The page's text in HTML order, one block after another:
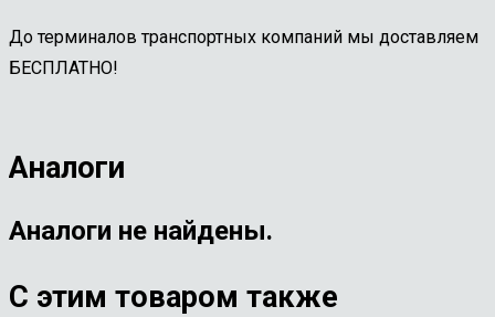
До терминалов транспортных компаний мы доставляем
БЕСПЛАТНО!
Аналоги
Аналоги не найдены.
С этим товаром также